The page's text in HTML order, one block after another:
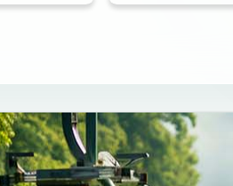
★★★★
Golden Hills
Лермонтово 4.4